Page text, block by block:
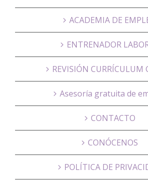
ACADEMIA DE
ENTRENADOR
REVISIÓN CURRÍCULUM
Asesoría gratuita de
CONTACTO
CONÓCENOS
POLÍTICA DE